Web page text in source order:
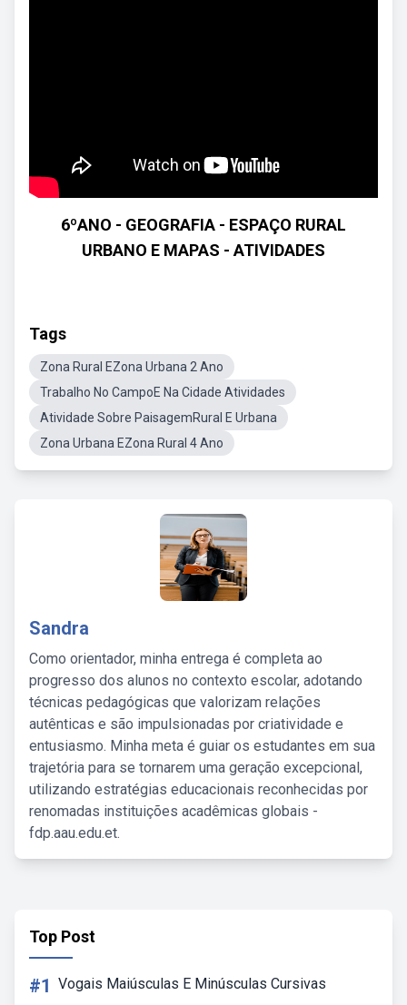
6ºANO - GEOGRAFIA - ESPAÇO RURAL
URBANO E MAPAS - ATIVIDADES
Tags
Zona Rural EZona Urbana 2 Ano
Trabalho No CampoE Na Cidade Atividades
Atividade Sobre PaisagemRural E Urbana
Zona Urbana EZona Rural 4 Ano
Sandra
Como orientador, minha entrega é completa ao
progresso dos alunos no contexto escolar, adotando
técnicas pedagógicas que valorizam relações
autênticas e são impulsionadas por criatividade e
entusiasmo. Minha meta é guiar os estudantes em sua
trajetória para se tornarem uma geração excepcional,
utilizando estratégias educacionais reconhecidas por
renomadas instituições acadêmicas globais -
fdp.aau.edu.et.
Top Post
#1 Vogais Maiúsculas E Minúsculas Cursivas